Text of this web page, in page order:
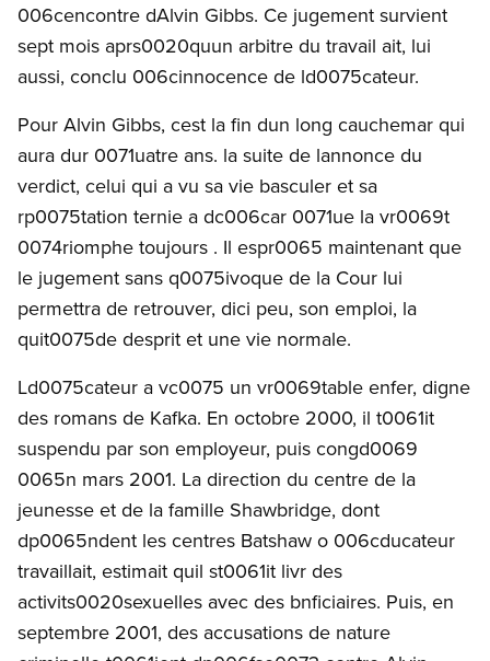
006cencontre dAlvin Gibbs. Ce jugement survient
sept mois aprs0020quun arbitre du travail ait, lui
aussi, conclu 006cinnocence de ld0075cateur.
Pour Alvin Gibbs, cest la fin dun long cauchemar qui
aura dur 0071uatre ans. la suite de lannonce du
verdict, celui qui a vu sa vie basculer et sa
rp0075tation ternie a dc006car 0071ue la vr0069t
0074riomphe toujours . Il espr0065 maintenant que
le jugement sans q0075ivoque de la Cour lui
permettra de retrouver, dici peu, son emploi, la
quit0075de desprit et une vie normale.
Ld0075cateur a vc0075 un vr0069table enfer, digne
des romans de Kafka. En octobre 2000, il t0061it
suspendu par son employeur, puis congd0069
0065n mars 2001. La direction du centre de la
jeunesse et de la famille Shawbridge, dont
dp0065ndent les centres Batshaw o 006cducateur
travaillait, estimait quil st0061it livr des
activits0020sexuelles avec des bnficiaires. Puis, en
septembre 2001, des accusations de nature